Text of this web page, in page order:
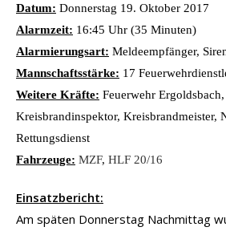
Datum: Donnerstag 19. Oktober 2017
Alarmzeit: 16:45 Uhr (35 Minuten)
Alarmierungsart: Meldeempfänger,
Mannschaftsstärke: 17
Weitere Kräfte: Feuerwehr
Kreisbrandinspektor, Kreisbrandmeister,
Rettungsdienst
Fahrzeuge: MZF, HLF 20/16
Einsatzbericht:
Am späten Donnerstag Nachmittag